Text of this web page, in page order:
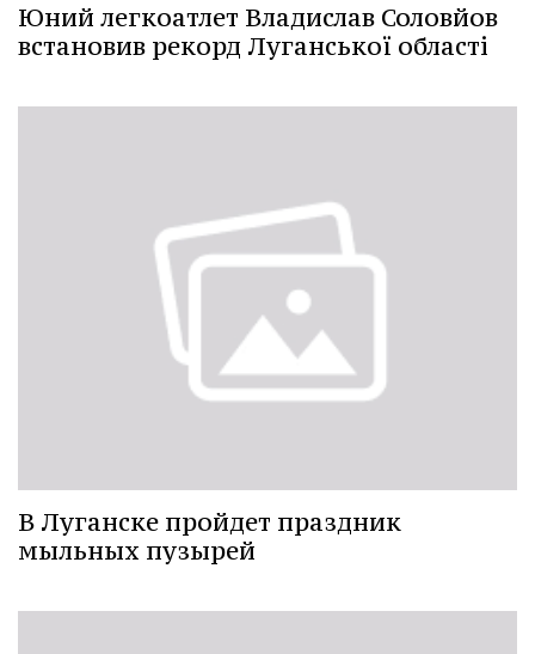
Юний легкоатлет Владислав Соловйов
встановив рекорд Луганської області
В Луганске пройдет праздник
мыльных пузырей